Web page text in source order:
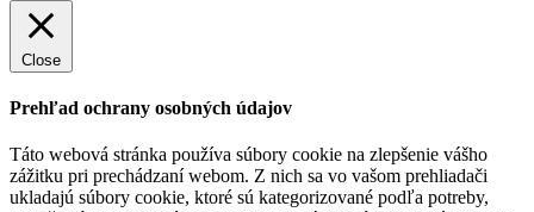
Close
Prehľad ochrany osobných údajov
Táto webová stránka používa súbory cookie na zlepšenie vášho
zážitku pri prechádzaní webom. Z nich sa vo vašom prehliadači
ukladajú súbory cookie, ktoré sú kategorizované podľa potreby,